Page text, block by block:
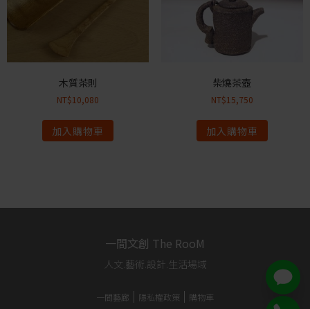
木質茶則
NT$10,080
加入購物車
柴燒茶壺
NT$15,750
加入購物車
一間文創 The RooM
人文.藝術.設計.生活場域
一間藝廊 隱私權政策 購物車